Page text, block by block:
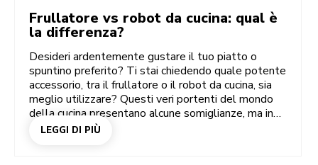
Frullatore vs robot da cucina: qual è
la differenza?
Desideri ardentemente gustare il tuo piatto o
spuntino preferito? Ti stai chiedendo quale potente
accessorio, tra il frullatore o il robot da cucina, sia
meglio utilizzare? Questi veri portenti del mondo
della cucina presentano alcune somiglianze, ma in
realtà, sono molto diversi tra loro. Nello scegliere il
LEGGI DI PIÙ